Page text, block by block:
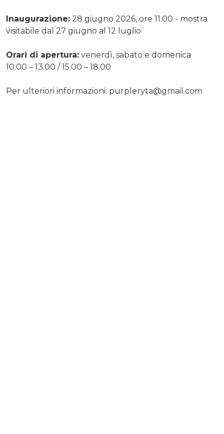
Inaugurazione: 28 giugno 2026, ore 11.00 - mostra
visitabile dal 27 giugno al 12 luglio
Orari di apertura: venerdì, sabato e domenica
10.00 – 13.00 / 15.00 – 18.00
Per ulteriori informazioni: purpleryta@gmail.com